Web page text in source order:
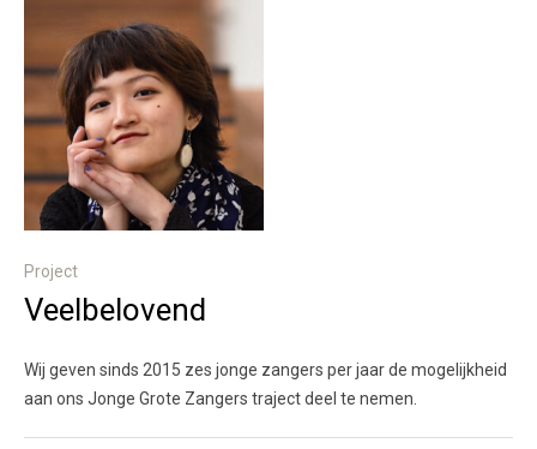
Project
Veelbelovend
Wij geven sinds 2015 zes jonge zangers per jaar de mogelijkheid
aan ons Jonge Grote Zangers traject deel te nemen.